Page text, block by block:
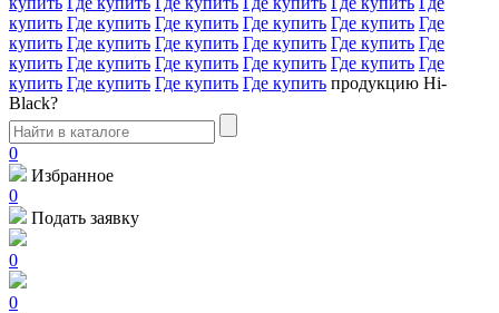
купить Где купить Где купить Где купить Где купить Где
купить Где купить Где купить Где купить Где купить Где
купить Где купить Где купить Где купить Где купить Где
купить Где купить Где купить Где купить продукцию Hi-
Black?
0
Избранное
0
Подать заявку
0
0